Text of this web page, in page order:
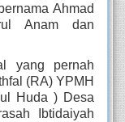
Ahmad
Anam dan
yang pernah
(RA) YPMH
Huda ) Desa
Ibtidaiyah